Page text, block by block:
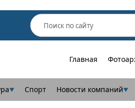
Главная
▼ Спорт Новости компаний▼